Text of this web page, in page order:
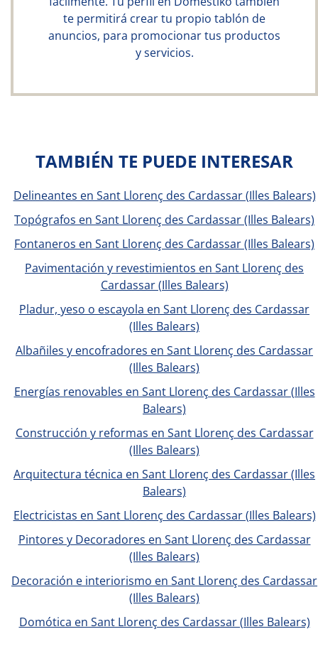
te permitirá crear tu propio tablón de
anuncios, para promocionar tus productos
y servicios.
TAMBIÉN TE PUEDE INTERESAR
Delineantes en Sant Llorenç des Cardassar (Illes Balears)
Topógrafos en Sant Llorenç des Cardassar (Illes Balears)
Fontaneros en Sant Llorenç des Cardassar (Illes Balears)
Pavimentación y revestimientos en Sant Llorenç des
Cardassar (Illes Balears)
Pladur, yeso o escayola en Sant Llorenç des Cardassar
(Illes Balears)
Albañiles y encofradores en Sant Llorenç des Cardassar
(Illes Balears)
Energías renovables en Sant Llorenç des Cardassar (Illes
Balears)
Construcción y reformas en Sant Llorenç des Cardassar
(Illes Balears)
Arquitectura técnica en Sant Llorenç des Cardassar (Illes
Balears)
Electricistas en Sant Llorenç des Cardassar (Illes Balears)
Pintores y Decoradores en Sant Llorenç des Cardassar
(Illes Balears)
Decoración e interiorismo en Sant Llorenç des Cardassar
(Illes Balears)
Domótica en Sant Llorenç des Cardassar (Illes Balears)